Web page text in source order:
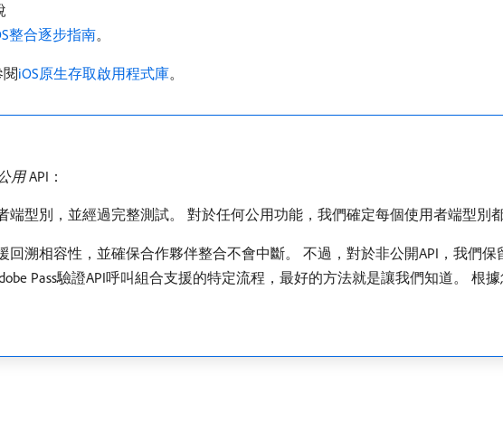
整合逐步指南。
閱iOS原生存取啟用程式庫。
用API：
端型別，並經過完整測試。 對於任何公用功能，我們確定每個使用者端型別
回溯相容性，並確保合作夥伴整合不會中斷。 不過，對於非公開API，我們保
Pass驗證API呼叫組合支援的特定流程，最好的方法就是讓我們知道。 根